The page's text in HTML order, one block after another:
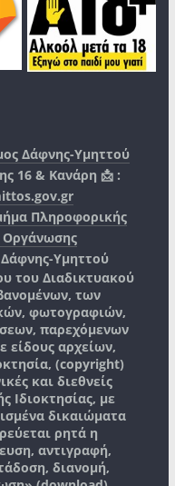
Δάφνης-Υμηττού
16 & Κανάρη 📩 :
Πληροφορικής
Οργάνωσης
Υμηττού
του Διαδικτυακού
των
φωτογραφιών,
παρεχόμενων
είδους αρχείων,
(copyright)
και διεθνείς
Ιδιοκτησίας, με
δικαιώματα
ρητά η
αντιγραφή,
διανομή,